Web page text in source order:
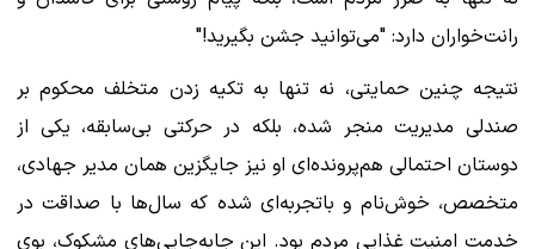
رانت‌خواران دارد: "می‌توانید جشن بگیرید!"
نتیجه چنین حمایتی، نه تنها به تکیه زدن متخلف محکوم بر
صندلی مدیریت منجر شده، بلکه در حرکتی بی‌سابقه، یکی از
دوستان احتمالی هم‌پرونده‌ای او نیز جایگزین همان مدیر جهادی،
متخصص، خوش‌نام و باتجربه‌ای شده که سال‌ها با صداقت در
خدمت امنیت غذایی مردم بود. این جابه‌جایی‌های مشکوک، بوی